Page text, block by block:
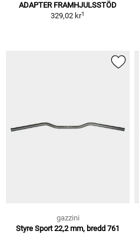
ADAPTER FRAMHJULSSTÖD
329,02 kr1
gazzini
Styre Sport 22,2 mm, bredd 761